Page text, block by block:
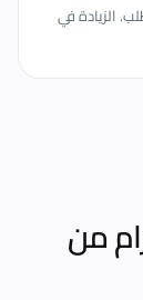
الزيادة في
من